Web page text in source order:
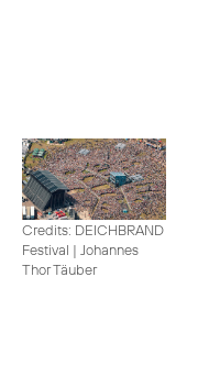
Credits: DEICHBRAND
Festival | Johannes
Thor Täuber